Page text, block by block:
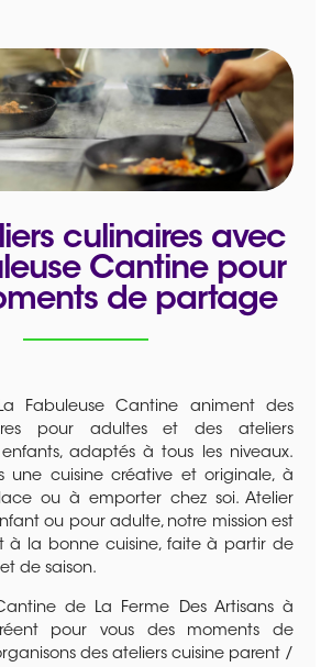
culinaires avec
Cantine pour
de partage
Fabuleuse Cantine animent des
pour adultes et des ateliers
adaptés à tous les niveaux.
une cuisine créative et originale, à
ou à emporter chez soi. Atelier
ou pour adulte, notre mission est
à la bonne cuisine, faite à partir de
de saison.
de La Ferme Des Artisans à
pour vous des moments de
des ateliers cuisine parent /